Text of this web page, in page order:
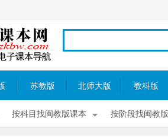
苏教版 北师大版 教科版
按科目找闽教版课本 按阶段找闽教